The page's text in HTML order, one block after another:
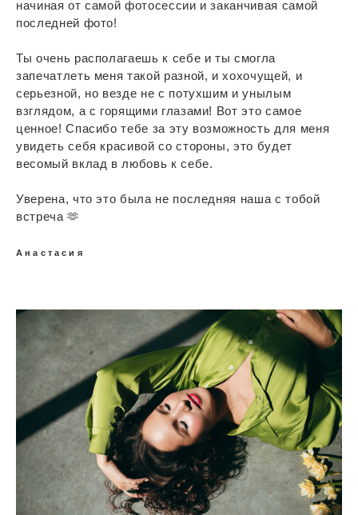
начиная от самой фотосессии и заканчивая самой
последней фото!
Ты очень располагаешь к себе и ты смогла
запечатлеть меня такой разной, и хохочущей, и
серьезной, но везде не с потухшим и унылым
взглядом, а с горящими глазами! Вот это самое
ценное! Спасибо тебе за эту возможность для меня
увидеть себя красивой со стороны, это будет
весомый вклад в любовь к себе.
Уверена, что это была не последняя наша с тобой
встреча 🫶
Анастасия